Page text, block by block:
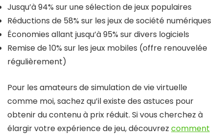
Jusqu’à 94% sur une sélection de jeux populaires
Réductions de 58% sur les jeux de société numériques
Économies allant jusqu’à 95% sur divers logiciels
Remise de 10% sur les jeux mobiles (offre renouvelée
régulièrement)
Pour les amateurs de simulation de vie virtuelle
comme moi, sachez qu’il existe des astuces pour
obtenir du contenu à prix réduit. Si vous cherchez à
élargir votre expérience de jeu, découvrez comment